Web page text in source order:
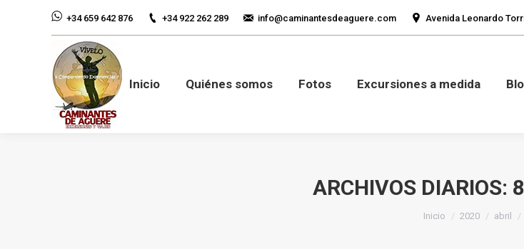
+34 659 642 876 +34 922 262 289 info@caminantesdeaguere.com Avenida Leonardo
Inicio Quiénes somos Fotos Excursiones a medida
ARCHIVOS DIARIOS:
Estás aquí:
Inicio 2020 abril